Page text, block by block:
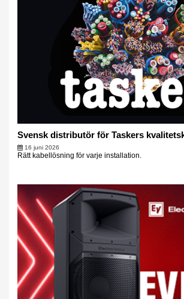
Svensk distributör för Taskers
16 juni 2026
Rätt kabellösning för varje installation.